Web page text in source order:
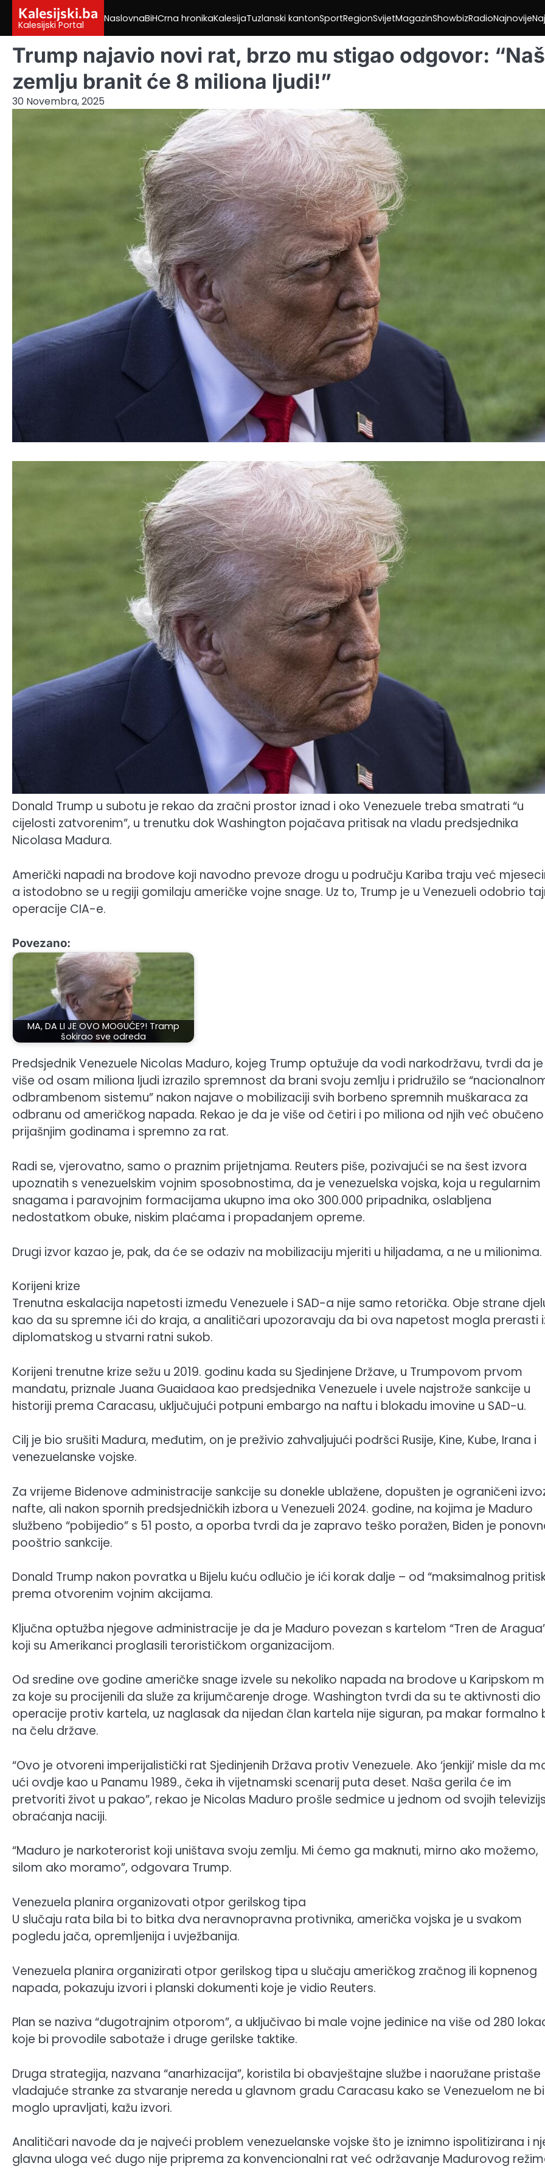
content
Kalesijski.ba
Kalesijski Portal
NaslovnaBiHCrna hronikaKalesijaTuzlanski kantonSportRegionSvijetMagazinShowbizRadioNajnovije
Trump najavio novi rat, brzo mu stigao odgovor:
zemlju branit će 8 miliona ljudi!”
30 Novembra, 2025
Donald Trump u subotu je rekao da zračni prostor iznad i oko Venezuele treba smatrati “u
cijelosti zatvorenim”, u trenutku dok Washington pojačava pritisak na vladu predsjednika
Nicolasa Madura.
Američki napadi na brodove koji navodno prevoze drogu u području Kariba traju već
a istodobno se u regiji gomilaju američke vojne snage. Uz to, Trump je u Venezueli odobrio
operacije CIA-e.
Povezano:
MA, DA LI JE OVO MOGUĆE?! Tramp
šokirao sve odreda
Predsjednik Venezuele Nicolas Maduro, kojeg Trump optužuje da vodi narkodržavu, tvrdi da je
više od osam miliona ljudi izrazilo spremnost da brani svoju zemlju i pridružilo se
odbrambenom sistemu” nakon najave o mobilizaciji svih borbeno spremnih muškaraca za
odbranu od američkog napada. Rekao je da je više od četiri i po miliona od njih već
prijašnjim godinama i spremno za rat.
Radi se, vjerovatno, samo o praznim prijetnjama. Reuters piše, pozivajući se na šest izvora
upoznatih s venezuelskim vojnim sposobnostima, da je venezuelska vojska, koja u regularnim
snagama i paravojnim formacijama ukupno ima oko 300.000 pripadnika, oslabljena
nedostatkom obuke, niskim plaćama i propadanjem opreme.
Drugi izvor kazao je, pak, da će se odaziv na mobilizaciju mjeriti u hiljadama, a ne u milionima.
Korijeni krize
Trenutna eskalacija napetosti između Venezuele i SAD-a nije samo retorička. Obje strane
kao da su spremne ići do kraja, a analitičari upozoravaju da bi ova napetost mogla prerasti
diplomatskog u stvarni ratni sukob.
Korijeni trenutne krize sežu u 2019. godinu kada su Sjedinjene Države, u Trumpovom prvom
mandatu, priznale Juana Guaidaoa kao predsjednika Venezuele i uvele najstrože sankcije u
historiji prema Caracasu, uključujući potpuni embargo na naftu i blokadu imovine u SAD-u.
Cilj je bio srušiti Madura, međutim, on je preživio zahvaljujući podršci Rusije, Kine, Kube, Irana i
venezuelanske vojske.
Za vrijeme Bidenove administracije sankcije su donekle ublažene, dopušten je ograničeni
nafte, ali nakon spornih predsjedničkih izbora u Venezueli 2024. godine, na kojima je Maduro
službeno “pobijedio” s 51 posto, a oporba tvrdi da je zapravo teško poražen, Biden je
pooštrio sankcije.
Donald Trump nakon povratka u Bijelu kuću odlučio je ići korak dalje – od “maksimalnog
prema otvorenim vojnim akcijama.
Ključna optužba njegove administracije je da je Maduro povezan s kartelom “Tren de
koji su Amerikanci proglasili terorističkom organizacijom.
Od sredine ove godine američke snage izvele su nekoliko napada na brodove u Karipskom
za koje su procijenili da služe za krijumčarenje droge. Washington tvrdi da su te aktivnosti dio
operacije protiv kartela, uz naglasak da nijedan član kartela nije siguran, pa makar formalno
na čelu države.
“Ovo je otvoreni imperijalistički rat Sjedinjenih Država protiv Venezuele. Ako ‘jenkiji’ misle da
ući ovdje kao u Panamu 1989., čeka ih vijetnamski scenarij puta deset. Naša gerila će im
pretvoriti život u pakao”, rekao je Nicolas Maduro prošle sedmice u jednom od svojih
obraćanja naciji.
“Maduro je narkoterorist koji uništava svoju zemlju. Mi ćemo ga maknuti, mirno ako možemo,
silom ako moramo”, odgovara Trump.
Venezuela planira organizovati otpor gerilskog tipa
U slučaju rata bila bi to bitka dva neravnopravna protivnika, američka vojska je u svakom
pogledu jača, opremljenija i uvježbanija.
Venezuela planira organizirati otpor gerilskog tipa u slučaju američkog zračnog ili kopnenog
napada, pokazuju izvori i planski dokumenti koje je vidio Reuters.
Plan se naziva “dugotrajnim otporom”, a uključivao bi male vojne jedinice na više od 280
koje bi provodile sabotaže i druge gerilske taktike.
Druga strategija, nazvana “anarhizacija”, koristila bi obavještajne službe i naoružane pristaše
vladajuće stranke za stvaranje nereda u glavnom gradu Caracasu kako se Venezuelom ne bi
moglo upravljati, kažu izvori.
Analitičari navode da je najveći problem venezuelanske vojske što je iznimno ispolitizirana i
glavna uloga već dugo nije priprema za konvencionalni rat već održavanje Madurovog